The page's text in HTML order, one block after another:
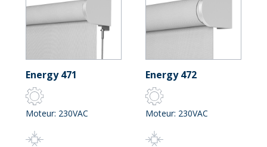
Energy 471
Moteur: 230VAC
Energy 472
Moteur: 230VAC